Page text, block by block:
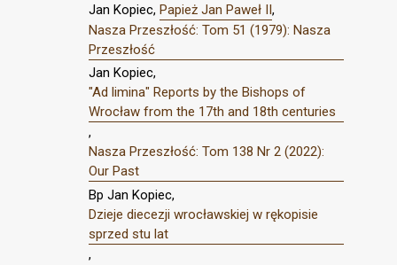
Jan Kopiec, Papież Jan Paweł II,
Nasza Przeszłość: Tom 51 (1979): Nasza
Przeszłość
Jan Kopiec,
"Ad limina" Reports by the Bishops of
Wrocław from the 17th and 18th centuries
,
Nasza Przeszłość: Tom 138 Nr 2 (2022):
Our Past
Bp Jan Kopiec,
Dzieje diecezji wrocławskiej w rękopisie
sprzed stu lat
,